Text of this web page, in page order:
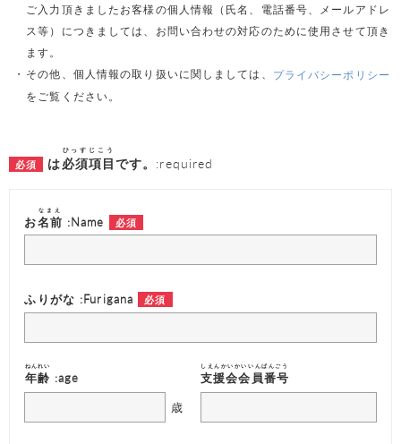
ご入力頂きましたお客様の個人情報（氏名、電話番号、メールアドレ
ス等）につきましては、お問い合わせの対応のために使用させて頂き
ます。
その他、個人情報の取り扱いに関しましては、 プライバシーポリシー
をご覧ください。
は必須項目
ひっすじこう
です。 :required
お名前
なまえ
:Name
ふりがな :Furigana
年齢
ねんれい
:age
歳
支援会会員番号
しえんかいかいいんばんごう